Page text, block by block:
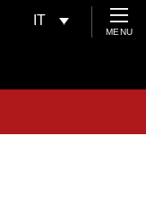
IT
MENU